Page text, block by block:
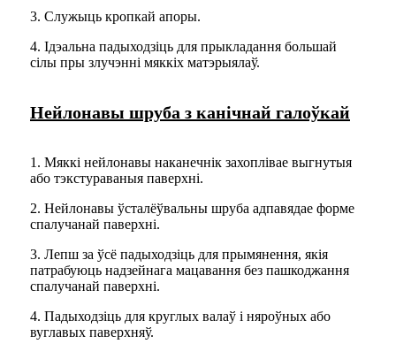
3. Служыць кропкай апоры.
4. Ідэальна падыходзіць для прыкладання большай
сілы пры злучэнні мяккіх матэрыялаў.
Нейлонавы шруба з канічнай галоўкай
1. Мяккі нейлонавы наканечнік захоплівае выгнутыя
або тэкстураваныя паверхні.
2. Нейлонавы ўсталёўвальны шруба адпавядае форме
спалучанай паверхні.
3. Лепш за ўсё падыходзіць для прымянення, якія
патрабуюць надзейнага мацавання без пашкоджання
спалучанай паверхні.
4. Падыходзіць для круглых валаў і няроўных або
вуглавых паверхняў.